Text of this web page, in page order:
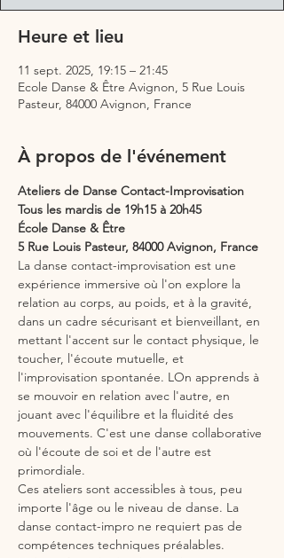
Heure et lieu
11 sept. 2025, 19:15 – 21:45
Ecole Danse & Être Avignon, 5 Rue Louis
Pasteur, 84000 Avignon, France
À propos de l'événement
Ateliers de Danse Contact-Improvisation
Tous les mardis de 19h15 à 20h45
École Danse & Être
5 Rue Louis Pasteur, 84000 Avignon, France
La danse contact-improvisation est une
expérience immersive où l'on explore la
relation au corps, au poids, et à la gravité,
dans un cadre sécurisant et bienveillant, en
mettant l'accent sur le contact physique, le
toucher, l'écoute mutuelle, et
l'improvisation spontanée. LOn apprends à
se mouvoir en relation avec l'autre, en
jouant avec l'équilibre et la fluidité des
mouvements. C'est une danse collaborative
où l'écoute de soi et de l'autre est
primordiale.
Ces ateliers sont accessibles à tous, peu
importe l'âge ou le niveau de danse. La
danse contact-impro ne requiert pas de
compétences techniques préalables.